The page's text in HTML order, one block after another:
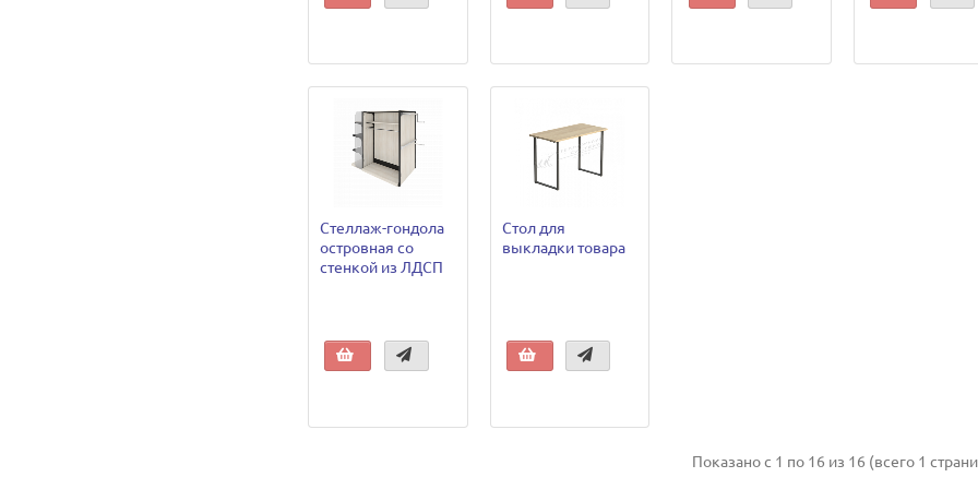
Стеллаж-гондола
островная со
стенкой из ЛДСП
Стол для
выкладки товара
Показано с 1 по 16 из 16 (всего 1